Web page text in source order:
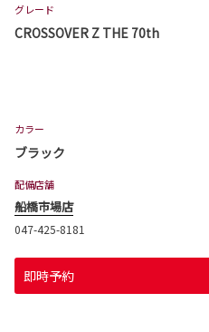
グレード
CROSSOVER Z THE 70th
カラー
ブラック
配備店舗
船橋市場店
047-425-8181
即時予約